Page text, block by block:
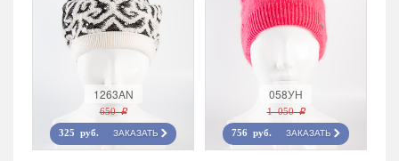
1263AN
650 r
325 руб. ЗАКАЗАТЬ
058УН
1 050 r
756 руб. ЗАКАЗАТЬ